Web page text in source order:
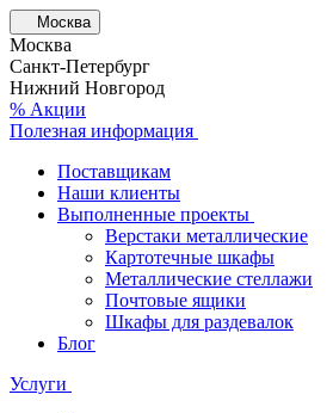
Москва
Москва
Санкт-Петербург
Нижний Новгород
% Акции
Полезная информация
Поставщикам
Наши клиенты
Выполненные проекты
Верстаки металлические
Картотечные шкафы
Металлические стеллажи
Почтовые ящики
Шкафы для раздевалок
Блог
Услуги